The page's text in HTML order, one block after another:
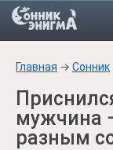
Главная → Сонник
мужчина
разным